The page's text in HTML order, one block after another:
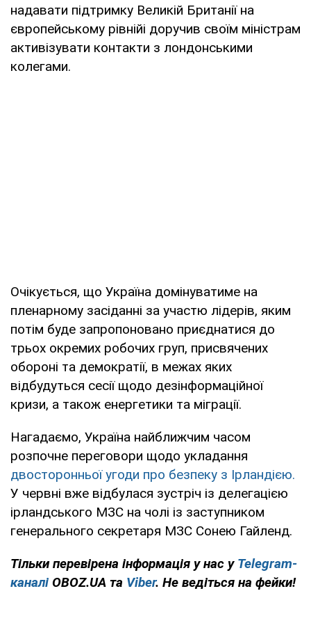
надавати підтримку Великій Британії на
європейському рівнійі доручив своїм міністрам
активізувати контакти з лондонськими
колегами.
Очікується, що Україна домінуватиме на
пленарному засіданні за участю лідерів, яким
потім буде запропоновано приєднатися до
трьох окремих робочих груп, присвячених
обороні та демократії, в межах яких
відбудуться сесії щодо дезінформаційної
кризи, а також енергетики та міграції.
Нагадаємо, Україна найближчим часом
розпочне переговори щодо укладання
двосторонньої угоди про безпеку з Ірландією.
У червні вже відбулася зустріч із делегацією
ірландського МЗС на чолі із заступником
генерального секретаря МЗС Сонею Гайленд.
Тільки перевірена інформація у нас у Telegram-
каналі OBOZ.UA та Viber. Не ведіться на фейки!